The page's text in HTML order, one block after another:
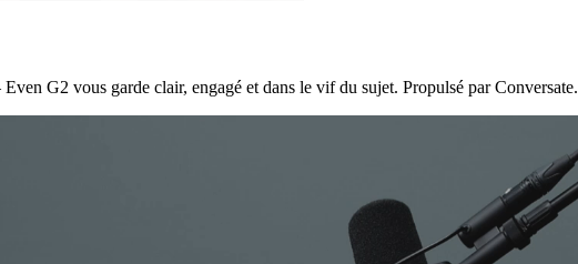
G2 vous garde clair, engagé et dans le vif du sujet. Propulsé par Conversate.